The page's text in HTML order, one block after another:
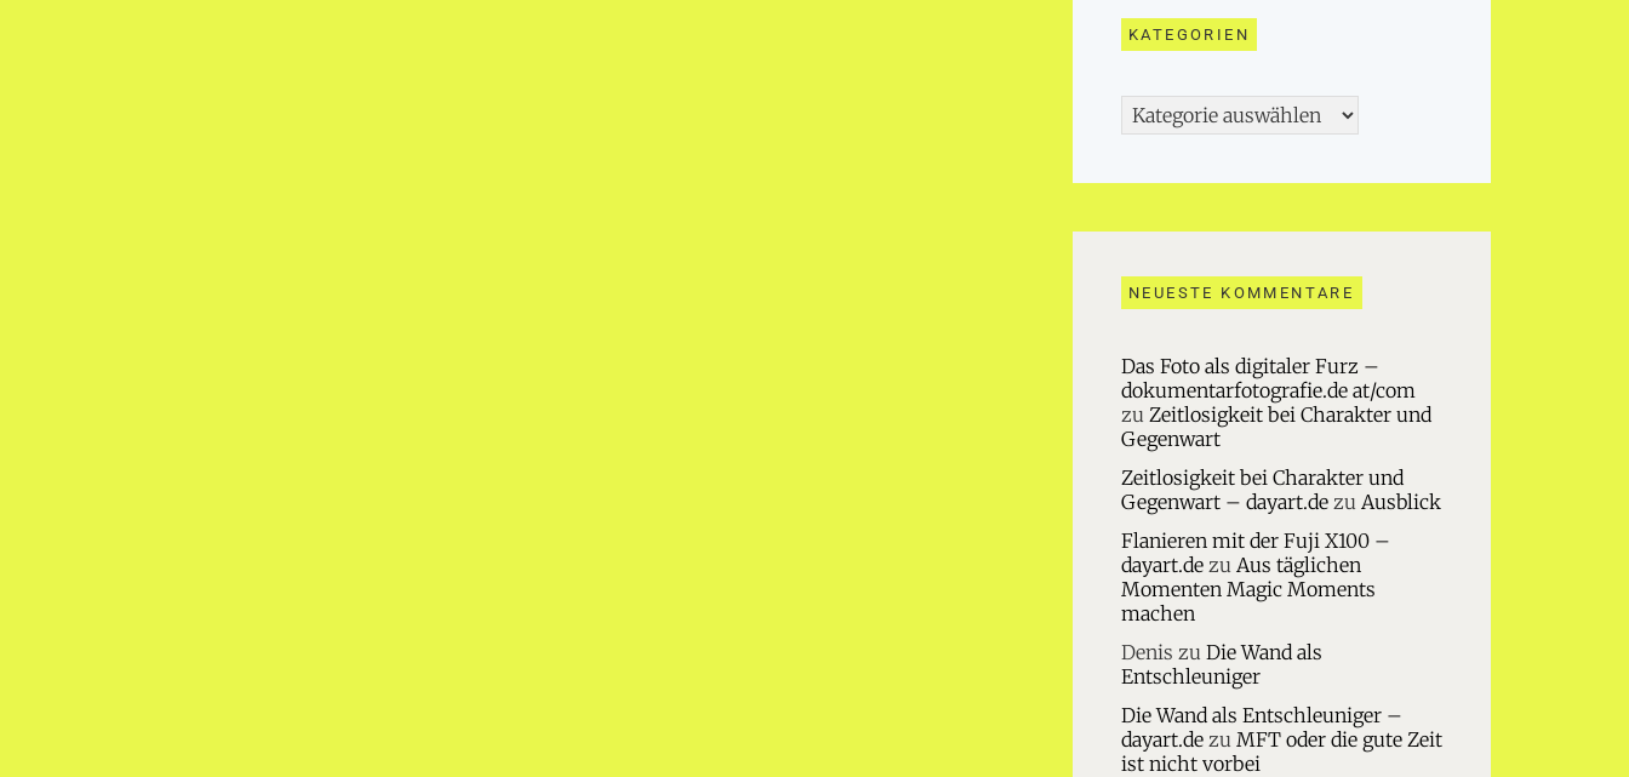
KATEGORIEN
Kategorien
NEUESTE KOMMENTARE
Das Foto als digitaler Furz –
dokumentarfotografie.de at/com
zu Zeitlosigkeit bei Charakter und
Gegenwart
Zeitlosigkeit bei Charakter und
Gegenwart – dayart.dezu Ausblick
Flanieren mit der Fuji X100 –
dayart.dezu Aus täglichen
Momenten Magic Moments
machen
Denis zu Die Wand als
Entschleuniger
Die Wand als Entschleuniger –
dayart.dezu MFT oder die gute Zeit
ist nicht vorbei